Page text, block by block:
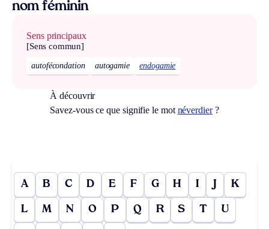
nom féminin
Sens principaux
[Sens commun]
autofécondation autogamie endogamie
À découvrir
Savez-vous ce que signifie le mot néverdier?
A B C D E F G H I J K
L M N O P Q R S T U